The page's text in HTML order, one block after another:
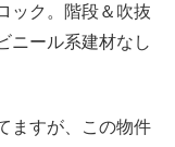
ック。階段＆吹抜
ニール系建材なし
ますが、この物件